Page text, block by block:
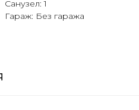
Санузел: 1
Гараж: Без гаража